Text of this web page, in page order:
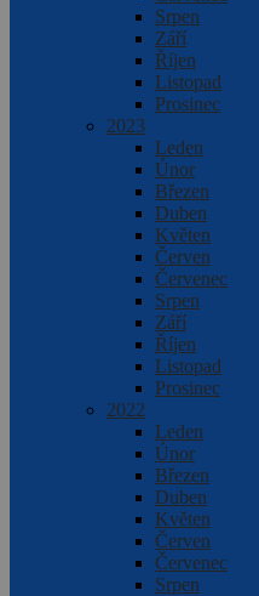
Srpen
Září
Říjen
Listopad
Prosinec
2023
Leden
Únor
Březen
Duben
Květen
Červen
Červenec
Srpen
Září
Říjen
Listopad
Prosinec
2022
Leden
Únor
Březen
Duben
Květen
Červen
Červenec
Srpen